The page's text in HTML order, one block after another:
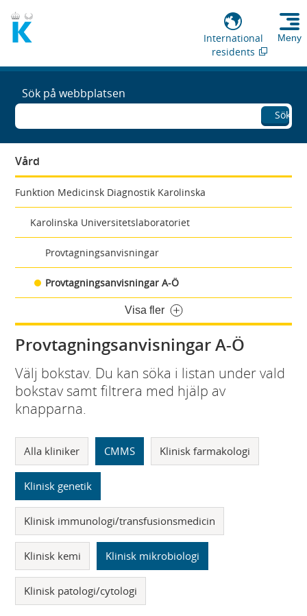
International
residents
Meny
Sök på webbplatsen
Sök
Vård
Funktion Medicinsk Diagnostik Karolinska
Karolinska Universitetslaboratoriet
Provtagningsanvisningar
Provtagningsanvisningar A-Ö
Visa fler
Provtagningsanvisningar A-Ö
Välj bokstav. Du kan söka i listan under vald
bokstav samt filtrera med hjälp av
knapparna.
Alla kliniker CMMS Klinisk farmakologi
Klinisk genetik
Klinisk immunologi/transfusionsmedicin
Klinisk kemi Klinisk mikrobiologi
Klinisk patologi/cytologi